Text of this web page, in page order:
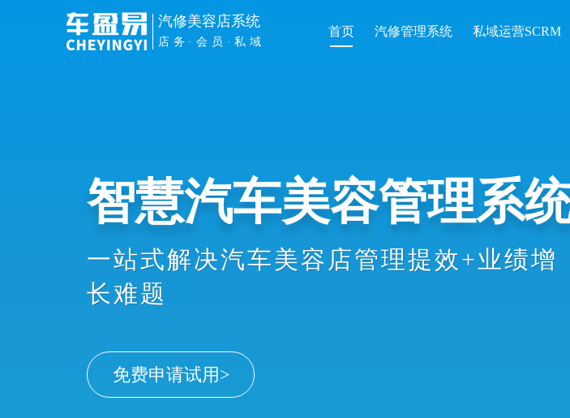
汽修美容店系统
店务·会员·私域
首页 汽修管理系统 私域运营SCRM
管理提效
手机扫车牌接车、维修开单收银、会
员办卡消费、业绩提成统计等数智化
协同，显著提升店务管理效率